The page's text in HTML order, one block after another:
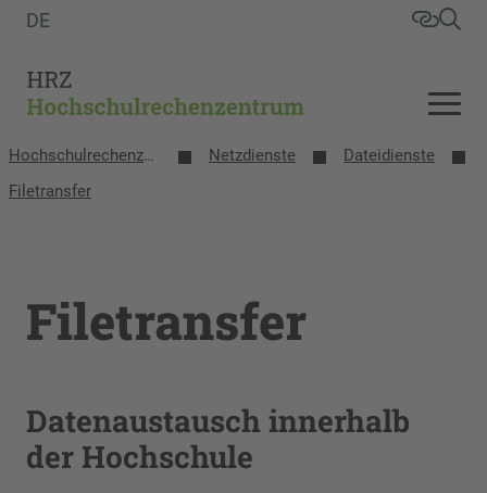
DE
Hochschulrechenzentrum Netzdienste
Dateidienste
Filetransfer
Filetransfer
Datenaustausch innerhalb
der Hochschule